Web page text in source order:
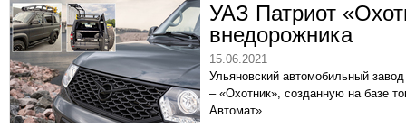
УАЗ Патриот
внедорожника
15.06.2021
Ульяновский автомобильный
– «Охотник», созданную на базе
Автомат».